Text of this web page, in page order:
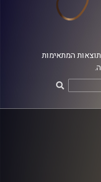
המתאימות